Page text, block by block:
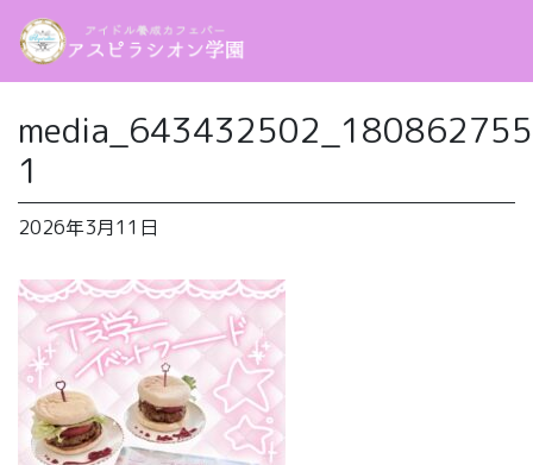
1
2026年3月11日